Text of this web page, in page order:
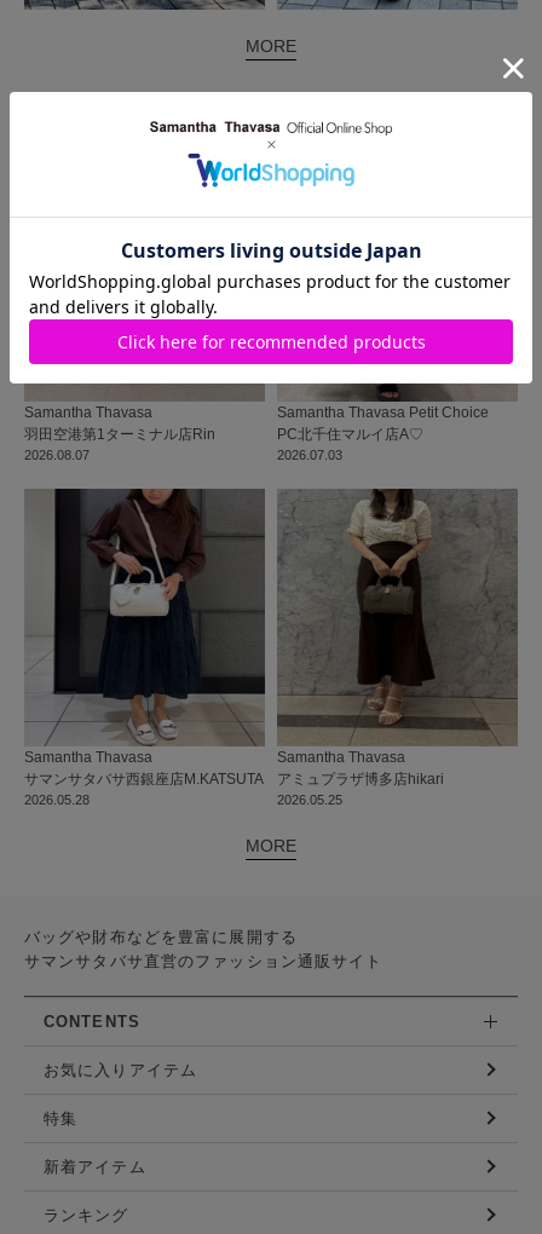
MORE
2026.08.07
Samantha Thavasa
羽田空港第1ターミナル店Rin
2026.07.03
Samantha Thavasa Petit Choice
PC北千住マルイ店A♡
2026.05.28
Samantha Thavasa
サマンサタバサ西銀座店M.KATSUTA
2026.05.25
Samantha Thavasa
アミュプラザ博多店hikari
MORE
バッグや財布などを豊富に展開する
サマンサタバサ直営のファッション通販サイト
CONTENTS
お気に入りアイテム
特集
新着アイテム
ランキング